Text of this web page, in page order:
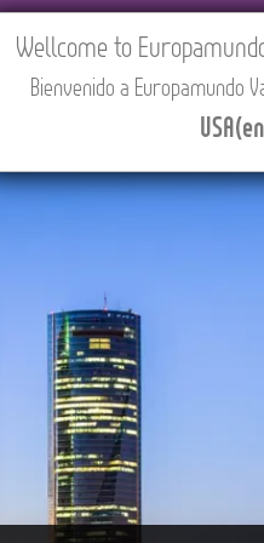
TO BUY FEATURED
Wellcome to
Bienvenido a Europamundo